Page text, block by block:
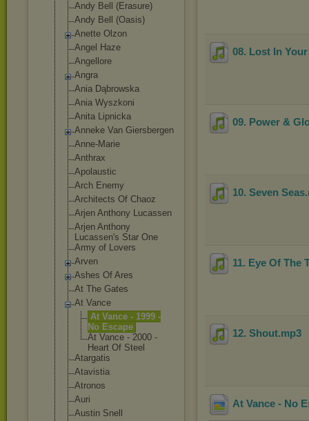
Andy Bell (Erasure)
Andy Bell (Oasis)
Anette Olzon
Angel Haze
Angellore
Angra
Ania Dąbrowska
Ania Wyszkoni
Anita Lipnicka
Anneke Van Giersbergen
Anne-Marie
Anthrax
Apolaustic
Arch Enemy
Architects Of Chaoz
Arjen Anthony Lucassen
Arjen Anthony
Lucassen's Star One
Army of Lovers
Arven
Ashes Of Ares
At The Gates
At Vance
At Vance - 1999 -
No Escape
At Vance - 2000 -
Heart Of Steel
Atargatis
Atavistia
Atronos
Auri
Austin Snell
08. Lost In
09. Power &
10. Seven Seas
11. Eye Of The
12. Shout.mp3
At Vance - No